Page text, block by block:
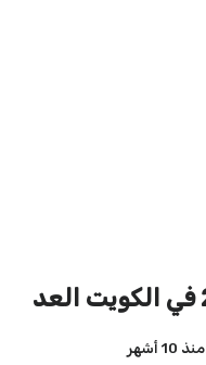
كم باقي على الشتاء 2026 في الكويت العد
منذ 10 أشهر